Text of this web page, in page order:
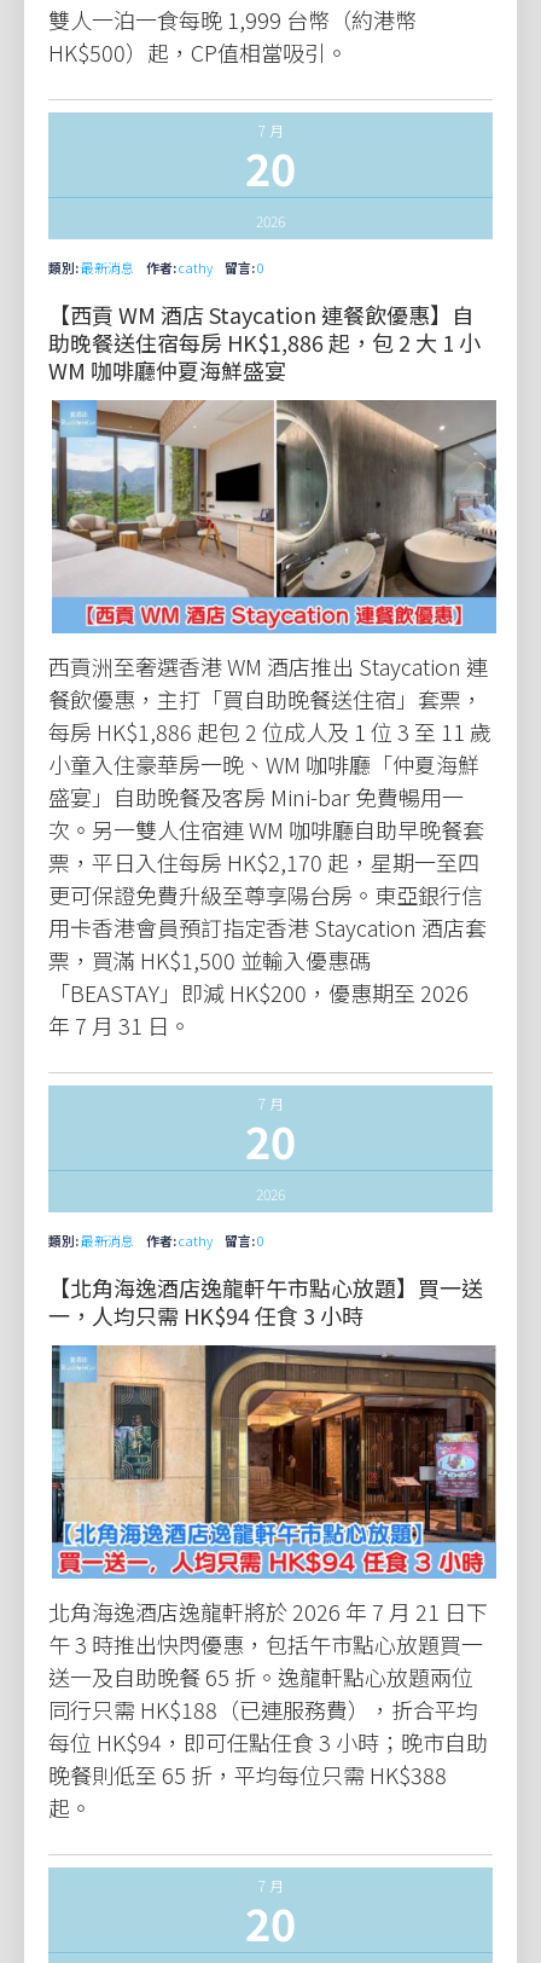
雙人一泊一食每晚 1,999 台幣（約港幣
HK$500）起，CP值相當吸引。
7 月
20
2026
類別:最新消息 作者:cathy 留言:0
【西貢 WM 酒店 Staycation 連餐飲優惠】自
助晚餐送住宿每房 HK$1,886 起，包 2 大 1 小
WM 咖啡廳仲夏海鮮盛宴
西貢洲至奢選香港 WM 酒店推出 Staycation 連
餐飲優惠，主打「買自助晚餐送住宿」套票，
每房 HK$1,886 起包 2 位成人及 1 位 3 至 11 歲
小童入住豪華房一晚、WM 咖啡廳「仲夏海鮮
盛宴」自助晚餐及客房 Mini-bar 免費暢用一
次。另一雙人住宿連 WM 咖啡廳自助早晚餐套
票，平日入住每房 HK$2,170 起，星期一至四
更可保證免費升級至尊享陽台房。東亞銀行信
用卡香港會員預訂指定香港 Staycation 酒店套
票，買滿 HK$1,500 並輸入優惠碼
「BEASTAY」即減 HK$200，優惠期至 2026
年 7 月 31 日。
7 月
20
2026
類別:最新消息 作者:cathy 留言:0
【北角海逸酒店逸龍軒午市點心放題】買一送
一，人均只需 HK$94 任食 3 小時
北角海逸酒店逸龍軒將於 2026 年 7 月 21 日下
午 3 時推出快閃優惠，包括午市點心放題買一
送一及自助晚餐 65 折。逸龍軒點心放題兩位
同行只需 HK$188（已連服務費），折合平均
每位 HK$94，即可任點任食 3 小時；晚市自助
晚餐則低至 65 折，平均每位只需 HK$388
起。
7 月
20